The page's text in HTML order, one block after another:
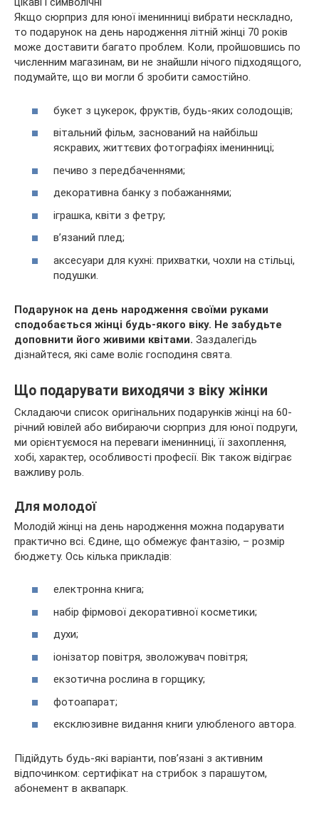
Якщо сюрприз для юної іменинниці вибрати нескладно,
то подарунок на день народження літній жінці 70 років
може доставити багато проблем. Коли, пройшовшись по
численним магазинам, ви не знайшли нічого підходящого,
подумайте, що ви могли б зробити самостійно.
букет з цукерок, фруктів, будь-яких солодощів;
вітальний фільм, заснований на найбільш
яскравих, життєвих фотографіях іменинниці;
печиво з передбаченнями;
декоративна банку з побажаннями;
іграшка, квіти з фетру;
в’язаний плед;
аксесуари для кухні: прихватки, чохли на стільці,
подушки.
Подарунок на день народження своїми руками
сподобається жінці будь-якого віку. Не забудьте
доповнити його живими квітами. Заздалегідь
дізнайтеся, які саме воліє господиня свята.
Що подарувати виходячи з віку жінки
Складаючи список оригінальних подарунків жінці на 60-
річний ювілей або вибираючи сюрприз для юної подруги,
ми орієнтуємося на переваги іменинниці, її захоплення,
хобі, характер, особливості професії. Вік також відіграє
важливу роль.
Для молодої
Молодій жінці на день народження можна подарувати
практично всі. Єдине, що обмежує фантазію, – розмір
бюджету. Ось кілька прикладів:
електронна книга;
набір фірмової декоративної косметики;
духи;
іонізатор повітря, зволожувач повітря;
екзотична рослина в горщику;
фотоапарат;
ексклюзивне видання книги улюбленого автора.
Підійдуть будь-які варіанти, пов’язані з активним
відпочинком: сертифікат на стрибок з парашутом,
абонемент в аквапарк.